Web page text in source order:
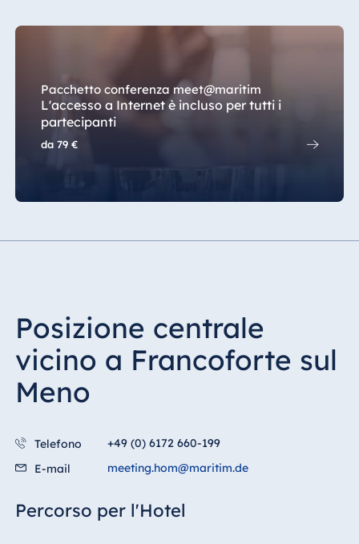
Pacchetto conferenza meet@maritim
L'accesso a Internet è incluso per tutti i
partecipanti
da79 €
Posizione centrale
vicino a Francoforte sul
Meno
Telefono
+49 (0) 6172 660-199
E-mail
meeting.hom@maritim.de
Percorso per l'Hotel